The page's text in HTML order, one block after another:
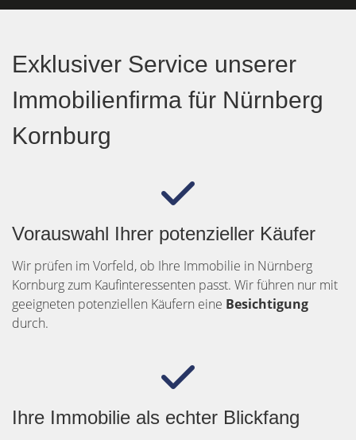
Exklusiver Service unserer
Immobilienfirma für Nürnberg
Kornburg
Vorauswahl Ihrer potenzieller Käufer
Wir prüfen im Vorfeld, ob Ihre Immobilie in Nürnberg
Kornburg zum Kaufinteressenten passt. Wir führen nur mit
geeigneten potenziellen Käufern eine Besichtigung
durch.
Ihre Immobilie als echter Blickfang